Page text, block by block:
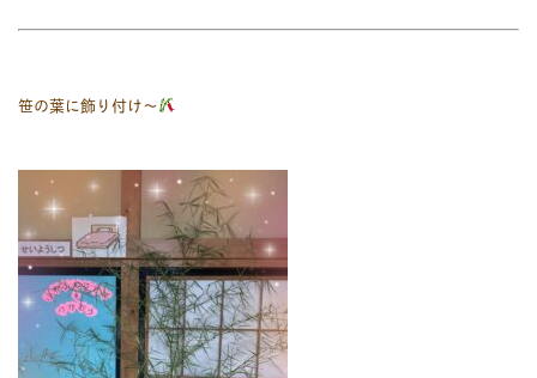
笹の葉に飾り付け〜